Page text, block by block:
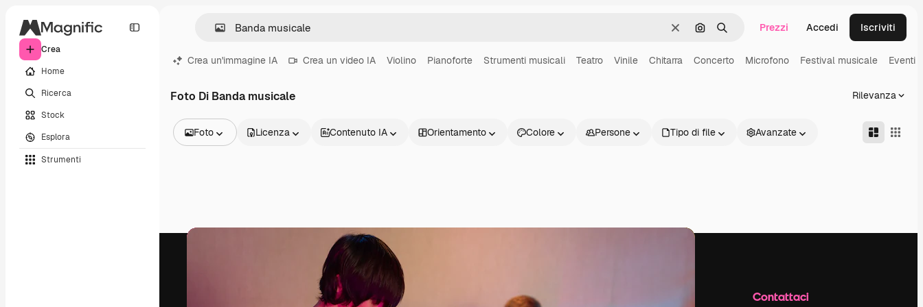
Crea
Home
Ricerca
Stock
Esplora
Strumenti
CancellaCerca per immagine
Ricerca Prezzi Accedi Iscriviti
Crea un'immagine IA Crea un video IA Violino Pianoforte Strumenti musicali Teatro Vinile Chitarra Concerto Microfono Festival musicale Eventi
Foto Di Banda musicale Rilevanza
Foto
Video
Licenza Contenuto IA Orientamento Colore Persone Tipo di file Avanzate
Contattaci